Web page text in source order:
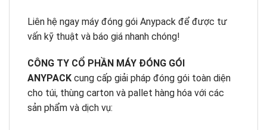
Liên hệ ngay máy đóng gói Anypack để được tư
vấn kỹ thuật và báo giá nhanh chóng!
CÔNG TY CỔ PHẦN MÁY ĐÓNG GÓI
ANYPACK cung cấp giải pháp đóng gói toàn diện
cho túi, thùng carton và pallet hàng hóa với các
sản phẩm và dịch vụ: